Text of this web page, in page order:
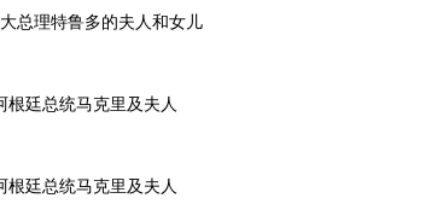
总理特鲁多的夫人和女儿
根廷总统马克里及夫人
根廷总统马克里及夫人